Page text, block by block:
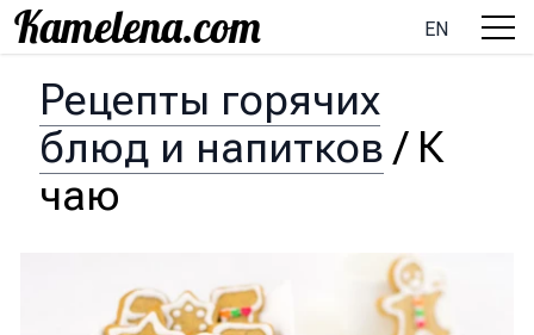
EN
Рецепты горячих
блюд и напитков / К
чаю